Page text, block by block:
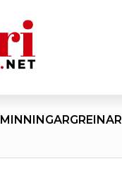
MINNINGARGREINAR